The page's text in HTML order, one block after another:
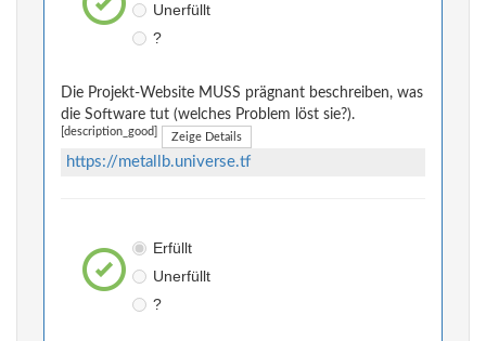
Unerfüllt
?
Die Projekt-Website MUSS prägnant beschreiben, was
die Software tut (welches Problem löst sie?).
[description_good] Zeige Details
https://metallb.universe.tf
Erfüllt
Unerfüllt
?